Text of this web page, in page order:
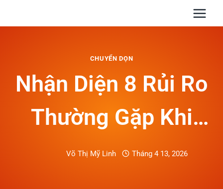
CHUYỂN DỌN
Nhận Diện 8 Rủi Ro
Thường Gặp Khi
Chuyển Văn Phòng
Võ Thị Mỹ Linh Tháng 4 13, 2026